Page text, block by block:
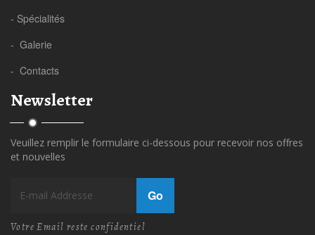
- Spécialités
- Galerie
- Contacts
Newsletter
Veuillez remplir le formulaire ci-dessous pour recevoir nos offres
et nouvelles
Go
Votre Email reste confidentiel